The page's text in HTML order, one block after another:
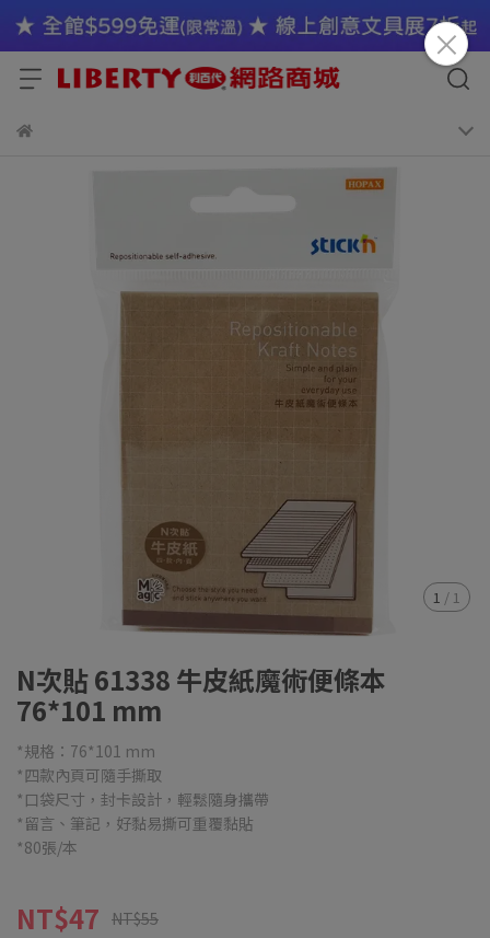
1 / 1
N次貼 61338 牛皮紙魔術便條本
76*101 mm
*規格：76*101 mm
*四款內頁可隨手撕取
*口袋尺寸，封卡設計，輕鬆隨身攜帶
*留言、筆記，好黏易撕可重覆黏貼
*80張/本
NT$47 NT$55